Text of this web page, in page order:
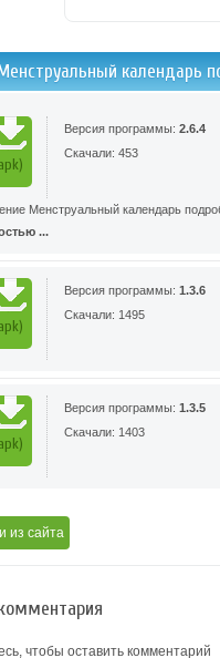
календарь
Версия программы: 2.6.4
Скачали: 453
Менструальный календарь
...
Версия программы: 1.3.6
Скачали: 1495
Версия программы: 1.3.5
Скачали: 1403
из сайта
чтобы оставить комментарий